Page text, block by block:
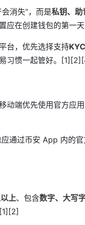
消失”，而是私钥、助
应在创建钱包的第一
台，优先选择支持KYC
习惯一起管好。
动端优先使用官方应
通过币安 App 内的
上、包含数字、大写